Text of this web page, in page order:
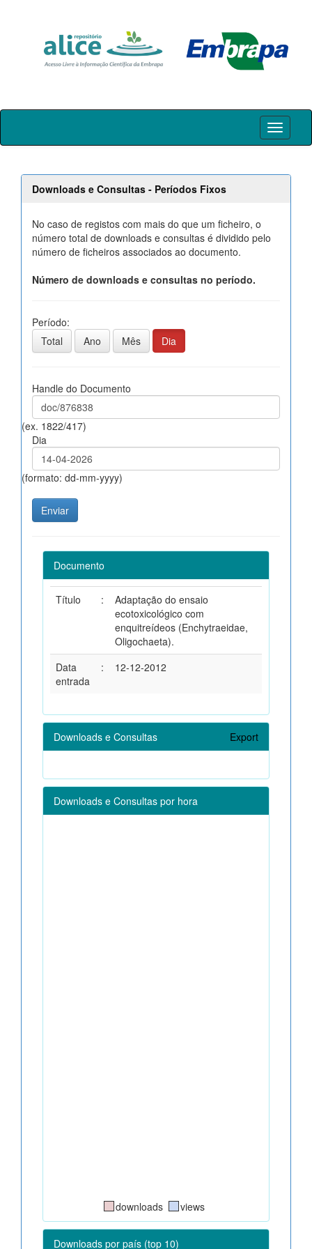
Skip
Downloads e Consultas - Períodos Fixos
No caso de registos com mais do que um ficheiro, o
número total de downloads e consultas é dividido pelo
número de ficheiros associados ao documento.
Número de downloads e consultas no período.
Período:
Total
Ano Mês Dia
Handle do Documento
(ex. 1822/417)
Dia
(formato: dd-mm-yyyy)
Documento
Título :
Adaptação do ensaio
ecotoxicológico com
enquitreídeos (Enchytraeidae,
Oligochaeta).
Data
entrada
: 12-12-2012
Downloads e Consultas Export
Downloads e Consultas por hora
downloads views
Downloads por país (top 10)